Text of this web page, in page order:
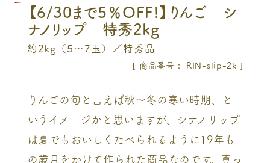
【6/30まで5％OFF!】りんご シ
ナノリップ 特秀2kg
約2kg（5〜7玉）／特秀品
商品番号 RIN-slip-2k
りんごの旬と言えば秋～冬の寒い時期、と
いうイメージかと思いますが、シナノリップ
は夏でもおいしくたべられるように19年も
の歳月をかけて作られた商品なのです。真っ